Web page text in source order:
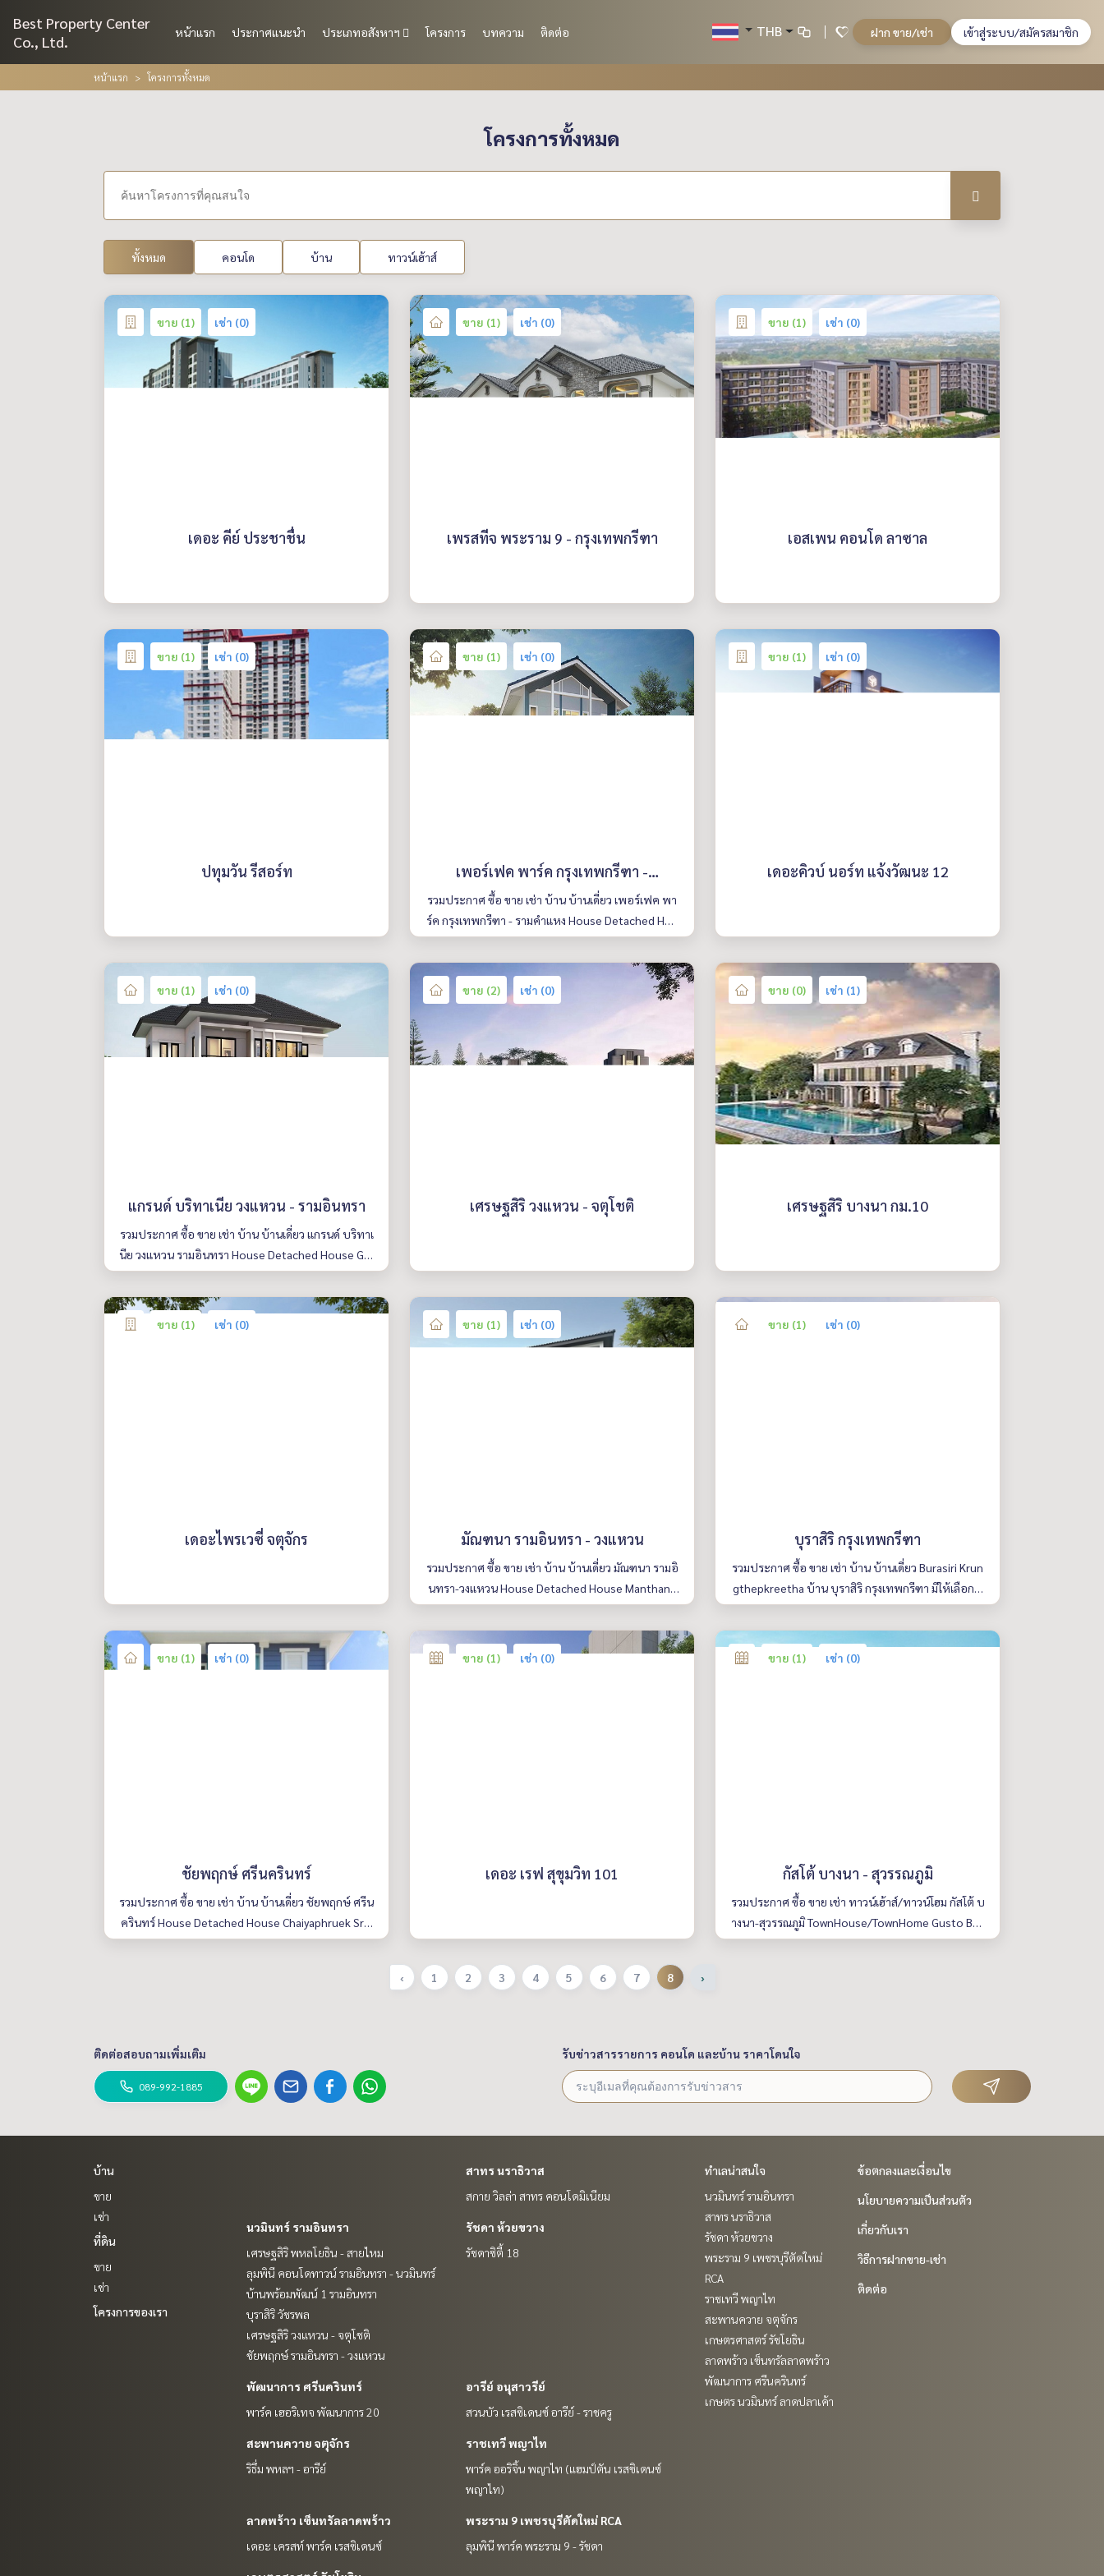
Best Property Center
Co., Ltd.
หน้าแรก ประกาศแนะนำ ประเภทอสังหาฯ โครงการ บทความ ติดต่อ THB ฝาก ขาย/เช่า เข้าสู่ระบบ/สมัครสมาชิก
หน้าแรก โครงการทั้งหมด
โครงการทั้งหมด
ทั้งหมด คอนโด บ้าน ทาวน์เฮ้าส์
ขาย (1) เช่า (0)
เดอะ คีย์ ประชาชื่น
ขาย (1) เช่า (0)
เพรสทีจ พระราม 9 - กรุงเทพกรีฑา
ขาย (1) เช่า (0)
เอสเพน คอนโด ลาซาล
ขาย (1) เช่า (0)
ปทุมวัน รีสอร์ท
ขาย (1) เช่า (0)
เพอร์เฟค พาร์ค กรุงเทพกรีฑา -
รามคำแหง
รวมประกาศ ซื้อ ขาย เช่า บ้าน บ้านเดี่ยว เพอร์เฟค พา
ร์ค กรุงเทพกรีฑา - รามคำแหง House Detached Hou
se Perfect Park Krungthepkreetha - Ramkamhean
g มีให้เลือกหลายห้อง รายละเอียดครบ ค้นหาง่าย อัพเ
ดททุกวัน
ขาย (1) เช่า (0)
เดอะคิวบ์ นอร์ท แจ้งวัฒนะ 12
ขาย (1) เช่า (0)
แกรนด์ บริทาเนีย วงแหวน - รามอินทรา
รวมประกาศ ซื้อ ขาย เช่า บ้าน บ้านเดี่ยว แกรนด์ บริทาเ
นีย วงแหวน รามอินทรา House Detached House Gra
nd Britania Wongwaen Ramintra มีให้เลือกหลายห้อง
รายละเอียดครบ ค้นหาง่าย อัพเดททุกวัน
ขาย (2) เช่า (0)
เศรษฐสิริ วงแหวน - จตุโชติ
ขาย (0) เช่า (1)
เศรษฐสิริ บางนา กม.10
ขาย (1) เช่า (0)
เดอะไพรเวซี่ จตุจักร
ขาย (1) เช่า (0)
มัณฑนา รามอินทรา - วงแหวน
รวมประกาศ ซื้อ ขาย เช่า บ้าน บ้านเดี่ยว มัณฑนา รามอิ
นทรา-วงแหวน House Detached House Manthana
Ramintra-Wongwean มีให้เลือกหลายห้อง รายละเอีย
ดครบ ค้นหาง่าย อัพเดททุกวัน
ขาย (1) เช่า (0)
บุราสิริ กรุงเทพกรีฑา
รวมประกาศ ซื้อ ขาย เช่า บ้าน บ้านเดี่ยว Burasiri Krun
gthepkreetha บ้าน บุราสิริ กรุงเทพกรีฑา มีให้เลือกห
ลายห้อง รายละเอียดครบ ค้นหาง่าย อัพเดททุกวัน
ขาย (1) เช่า (0)
ชัยพฤกษ์ ศรีนครินทร์
รวมประกาศ ซื้อ ขาย เช่า บ้าน บ้านเดี่ยว ชัยพฤกษ์ ศรีน
ครินทร์ House Detached House Chaiyaphruek Srin
akharin มีให้เลือกหลายห้อง รายละเอียดครบ ค้นหาง่า
ขาย (1) เช่า (0)
เดอะ เรฟ สุขุมวิท 101
ขาย (1) เช่า (0)
กัสโต้ บางนา - สุวรรณภูมิ
รวมประกาศ ซื้อ ขาย เช่า ทาวน์เฮ้าส์/ทาวน์โฮม กัสโต้ บ
างนา-สุวรรณภูมิ TownHouse/TownHome Gusto Ban
gna-Suvarnabhumi มีให้เลือกหลายห้อง รายละเอียดค
‹
1 2 3 4 5 6 7 8 ›
ติดต่อสอบถามเพิ่มเติม
089-992-1885
รับข่าวสารรายการ คอนโด และบ้าน ราคาโดนใจ
บ้าน
ขาย
เช่า
ที่ดิน
ขาย
เช่า
โครงการของเรา
สาทร นราธิวาส
สกาย วิลล่า สาทร คอนโดมิเนียม
นวมินทร์ รามอินทรา
เศรษฐสิริ พหลโยธิน - สายไหม
ลุมพินี คอนโดทาวน์ รามอินทรา - นวมินทร์
บ้านพร้อมพัฒน์ 1 รามอินทรา
บุราสิริ วัชรพล
เศรษฐสิริ วงแหวน - จตุโชติ
ชัยพฤกษ์ รามอินทรา - วงแหวน
รัชดา ห้วยขวาง
รัชดาซิตี้ 18
พัฒนาการ ศรีนครินทร์
พาร์ค เฮอริเทจ พัฒนาการ 20
อารีย์ อนุสาวรีย์
สวนบัว เรสซิเดนซ์ อารีย์ - ราชครู
สะพานควาย จตุจักร
ริธึ่ม พหลฯ - อารีย์
ราชเทวี พญาไท
พาร์ค ออริจิ้น พญาไท (แฮมป์ตัน เรสซิเดนซ์
พญาไท)
ลาดพร้าว เซ็นทรัลลาดพร้าว
เดอะ เครสท์ พาร์ค เรสซิเดนซ์
พระราม 9 เพชรบุรีตัดใหม่ RCA
ลุมพินี พาร์ค พระราม 9 - รัชดา
ทำเลน่าสนใจ
นวมินทร์ รามอินทรา
สาทร นราธิวาส
รัชดา ห้วยขวาง
พระราม 9 เพชรบุรีตัดใหม่
RCA
ราชเทวี พญาไท
สะพานควาย จตุจักร
เกษตรศาสตร์ รัชโยธิน
ลาดพร้าว เซ็นทรัลลาดพร้าว
พัฒนาการ ศรีนครินทร์
เกษตร นวมินทร์ ลาดปลาเค้า
ข้อตกลงและเงื่อนไข
นโยบายความเป็นส่วนตัว
เกี่ยวกับเรา
วิธีการฝากขาย-เช่า
ติดต่อ